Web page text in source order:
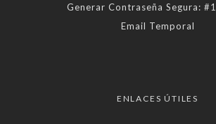
Generar Contraseña Segura:
Email Temporal
ENLACES ÚTILES